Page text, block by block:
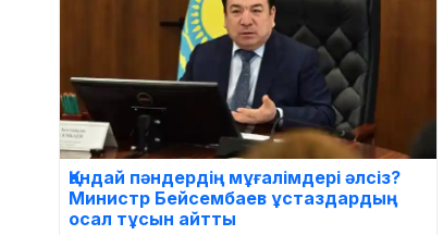
Қандай пәндердің мұғалімдері әлсіз?
Министр Бейсембаев ұстаздардың
осал тұсын айтты